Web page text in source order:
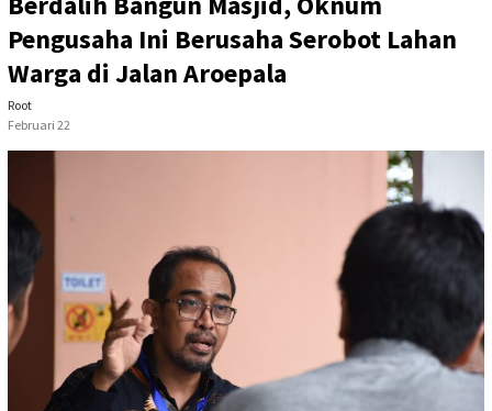
Pengusaha Ini Berusaha Serobot Lahan
Warga di Jalan Aroepala
Root
Februari 22